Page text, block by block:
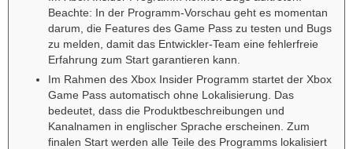
Beachte: In der Programm-Vorschau geht es momentan
darum, die Features des Game Pass zu testen und Bugs
zu melden, damit das Entwickler-Team eine fehlerfreie
Erfahrung zum Start garantieren kann.
Im Rahmen des Xbox Insider Programm startet der Xbox
Game Pass automatisch ohne Lokalisierung. Das
bedeutet, dass die Produktbeschreibungen und
Kanalnamen in englischer Sprache erscheinen. Zum
finalen Start werden alle Teile des Programms lokalisiert